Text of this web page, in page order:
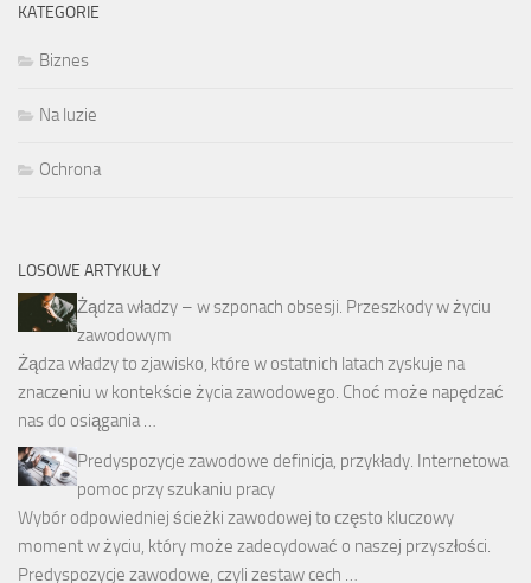
KATEGORIE
Biznes
Na luzie
Ochrona
LOSOWE ARTYKUŁY
Żądza władzy – w szponach obsesji. Przeszkody w życiu
zawodowym
Żądza władzy to zjawisko, które w ostatnich latach zyskuje na
znaczeniu w kontekście życia zawodowego. Choć może napędzać
nas do osiągania …
Predyspozycje zawodowe definicja, przykłady. Internetowa
pomoc przy szukaniu pracy
Wybór odpowiedniej ścieżki zawodowej to często kluczowy
moment w życiu, który może zadecydować o naszej przyszłości.
Predyspozycje zawodowe, czyli zestaw cech …